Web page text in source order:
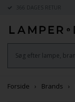
366 DAGES RETUR
Forside Brands